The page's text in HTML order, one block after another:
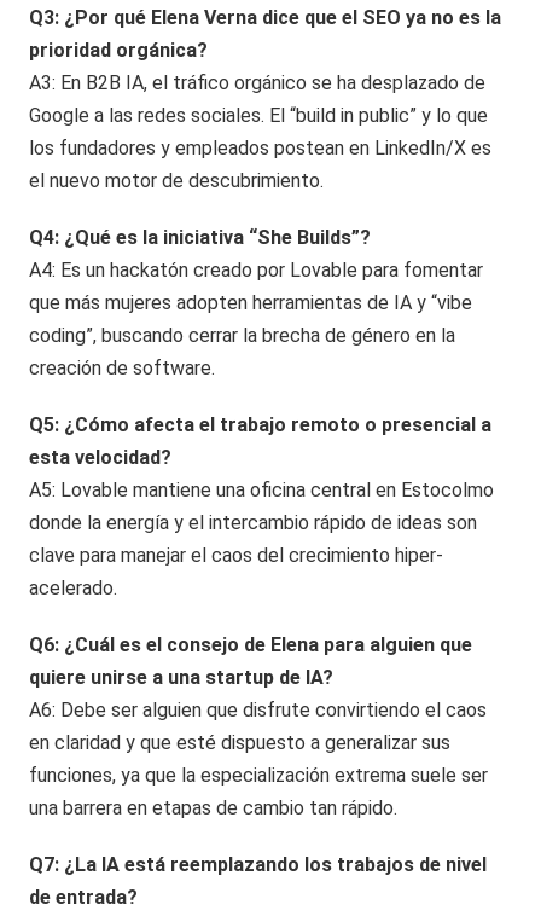
Q3: ¿Por qué Elena Verna dice que el SEO ya no es la
prioridad orgánica?
A3: En B2B IA, el tráfico orgánico se ha desplazado de
Google a las redes sociales. El “build in public” y lo que
los fundadores y empleados postean en LinkedIn/X es
el nuevo motor de descubrimiento.
Q4: ¿Qué es la iniciativa “She Builds”?
A4: Es un hackatón creado por Lovable para fomentar
que más mujeres adopten herramientas de IA y “vibe
coding”, buscando cerrar la brecha de género en la
creación de software.
Q5: ¿Cómo afecta el trabajo remoto o presencial a
esta velocidad?
A5: Lovable mantiene una oficina central en Estocolmo
donde la energía y el intercambio rápido de ideas son
clave para manejar el caos del crecimiento hiper-
acelerado.
Q6: ¿Cuál es el consejo de Elena para alguien que
quiere unirse a una startup de IA?
A6: Debe ser alguien que disfrute convirtiendo el caos
en claridad y que esté dispuesto a generalizar sus
funciones, ya que la especialización extrema suele ser
una barrera en etapas de cambio tan rápido.
Q7: ¿La IA está reemplazando los trabajos de nivel
de entrada?